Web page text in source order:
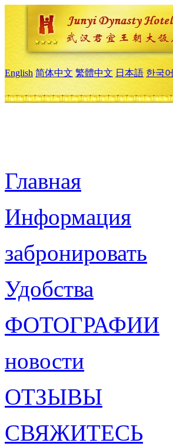
English 简体中文 繁體中文 日本語 한국어
Главная
Информация
забронировать
Удобства
ФОТОГРАФИИ
новости
ОТЗЫВЫ
СВЯЖИТЕСЬ